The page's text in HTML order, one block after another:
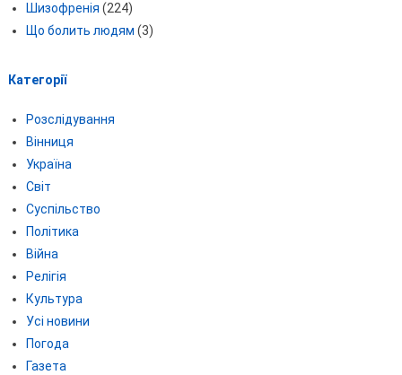
Шизофренія (224)
Що болить людям (3)
Категорії
Розслідування
Вінниця
Україна
Світ
Суспільство
Політика
Війна
Релігія
Культура
Усі новини
Погода
Газета